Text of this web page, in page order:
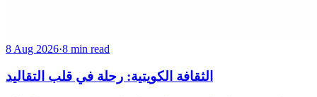
8 Aug 2026·8 min read
الثقافة الكويتية: رحلة في قلب التقاليد